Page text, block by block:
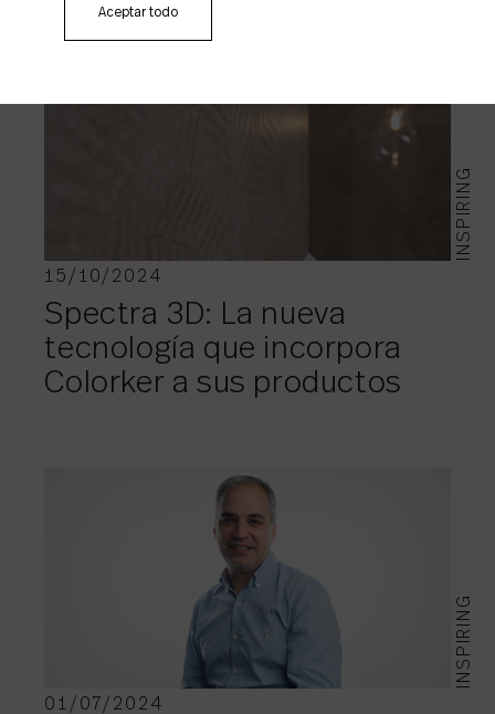
INSPIRING
15/10/2024
Spectra 3D: La nueva
tecnología que incorpora
Colorker a sus productos
INSPIRING
01/07/2024
Aceptar todo